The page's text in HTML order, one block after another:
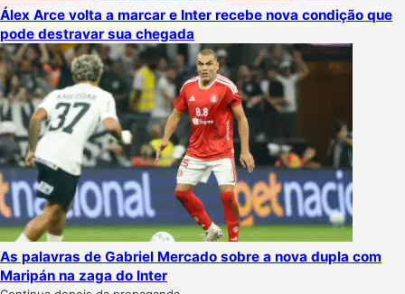
Álex Arce volta a marcar e Inter recebe nova condição que
pode destravar sua chegada
As palavras de Gabriel Mercado sobre a nova dupla com
Maripán na zaga do Inter